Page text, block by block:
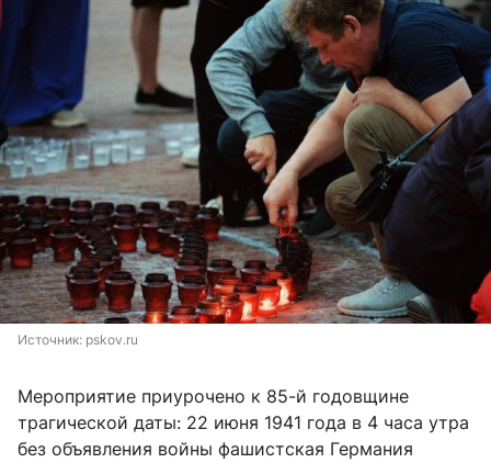
Источник: pskov.ru
Мероприятие приурочено к 85-й годовщине
трагической даты: 22 июня 1941 года в 4 часа утра
без объявления войны фашистская Германия